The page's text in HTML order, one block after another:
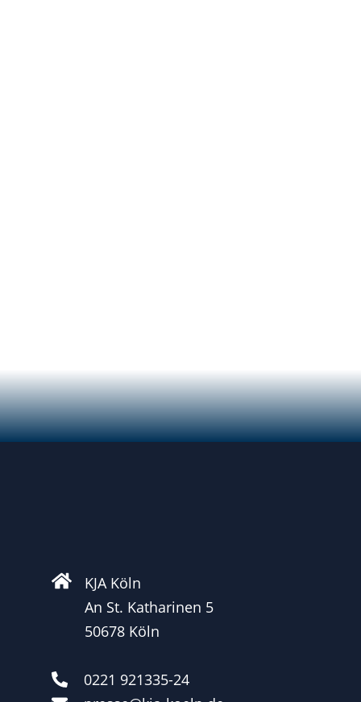
KJA Köln
An St. Katharinen 5
50678 Köln
0221 921335-24